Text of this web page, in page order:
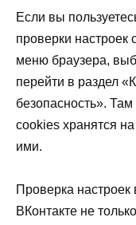
Если вы
проверки настроек
меню браузера,
перейти в раздел
безопасность».
cookies хранятся
ими.
Проверка
ВКонтакте не